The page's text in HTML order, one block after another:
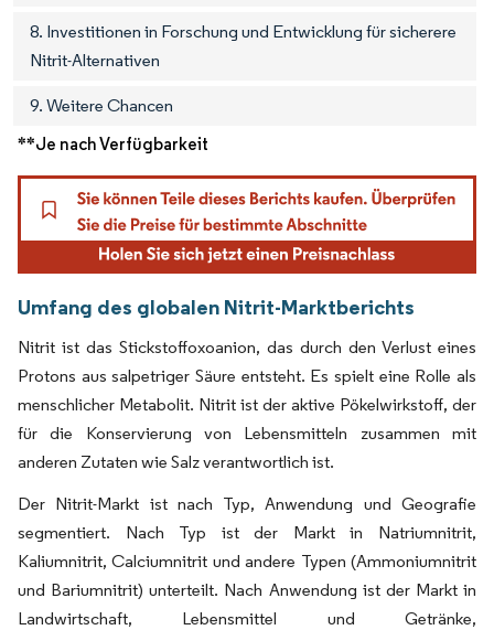
8. Investitionen in Forschung und Entwicklung für sicherere
Nitrit-Alternativen
9. Weitere Chancen
**Je nach Verfügbarkeit
Umfang des globalen Nitrit-Marktberichts
Nitrit ist das Stickstoffoxoanion, das durch den Verlust eines
Protons aus salpetriger Säure entsteht. Es spielt eine Rolle als
menschlicher Metabolit. Nitrit ist der aktive Pökelwirkstoff, der
für die Konservierung von Lebensmitteln zusammen mit
anderen Zutaten wie Salz verantwortlich ist.
Der Nitrit-Markt ist nach Typ, Anwendung und Geografie
segmentiert. Nach Typ ist der Markt in Natriumnitrit,
Kaliumnitrit, Calciumnitrit und andere Typen (Ammoniumnitrit
und Bariumnitrit) unterteilt. Nach Anwendung ist der Markt in
Landwirtschaft, Lebensmittel und Getränke,